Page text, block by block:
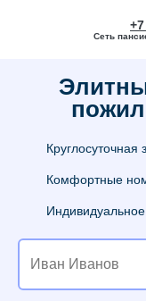
Сеть
Круглосуточная
Комфортные